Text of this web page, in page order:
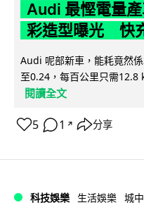
Audi 最慳電量
彩造型曝光 快
Audi 呢部新車，能耗竟然
至0.24，每百公里只需12.8
閱讀全文
5 1 ↗ 分享
科技娛樂 生活娛樂 城